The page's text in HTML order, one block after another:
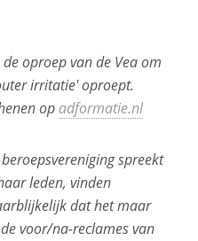
oproep van de Vea om
irritatie' oproept.
op adformatie.nl
spreekt
leden, vinden
dat het maar
voor/na-reclames van